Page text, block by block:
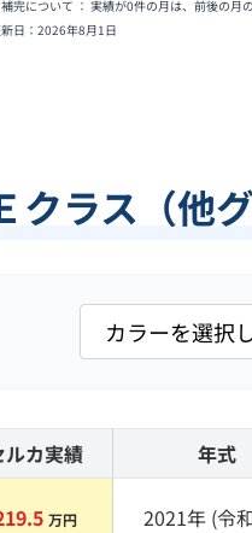
完について ： 実績が0件の月は、前後の月
日： 2026年8月1日
クラス（他
ルカ実績 年式
万円 2021年 (令